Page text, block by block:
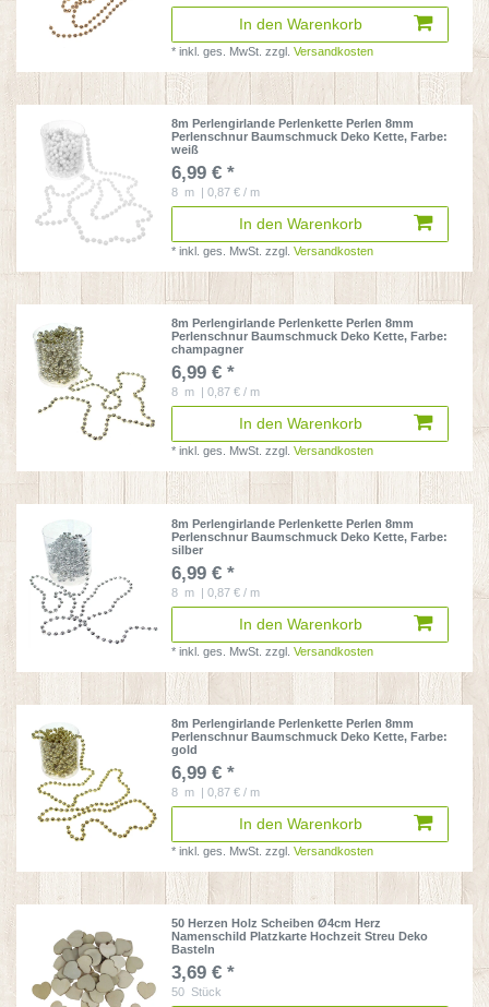
In den Warenkorb
*inkl. ges. MwSt. zzgl.Versandkosten
8m Perlengirlande Perlenkette Perlen 8mm
Perlenschnur Baumschmuck Deko Kette, Farbe:
weiß
6,99 € *
8 m | 0,87 € / m
In den Warenkorb
*inkl. ges. MwSt. zzgl.Versandkosten
8m Perlengirlande Perlenkette Perlen 8mm
Perlenschnur Baumschmuck Deko Kette, Farbe:
champagner
6,99 € *
8 m | 0,87 € / m
In den Warenkorb
*inkl. ges. MwSt. zzgl.Versandkosten
8m Perlengirlande Perlenkette Perlen 8mm
Perlenschnur Baumschmuck Deko Kette, Farbe:
silber
6,99 € *
8 m | 0,87 € / m
In den Warenkorb
*inkl. ges. MwSt. zzgl.Versandkosten
8m Perlengirlande Perlenkette Perlen 8mm
Perlenschnur Baumschmuck Deko Kette, Farbe:
gold
6,99 € *
8 m | 0,87 € / m
In den Warenkorb
*inkl. ges. MwSt. zzgl.Versandkosten
50 Herzen Holz Scheiben Ø4cm Herz
Namenschild Platzkarte Hochzeit Streu Deko
Basteln
3,69 € *
50 Stück